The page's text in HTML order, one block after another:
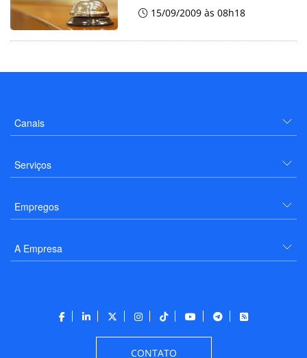
15/09/2009 às 08h18
Canais
Serviços
Empregos
A Empresa
CONTATO